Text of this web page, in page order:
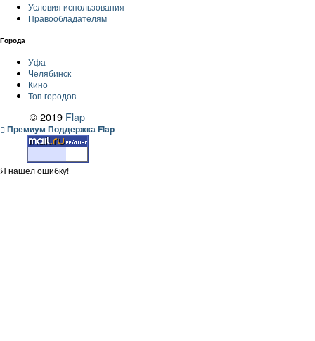
Условия использования
Правообладателям
Города
Уфа
Челябинск
Кино
Топ городов
© 2019 Flap
Премиум Поддержка Flap
Я нашел ошибку!